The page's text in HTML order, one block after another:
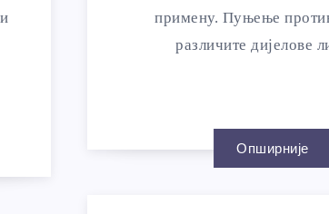
примену. Пуњење
различите дијелове
Опширније